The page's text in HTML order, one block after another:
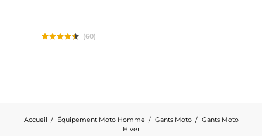
(60)
Accueil Équipement Moto Homme Gants Moto
Gants Moto
Hiver